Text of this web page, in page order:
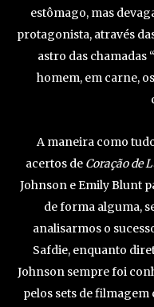
estômago, mas
protagonista, através
astro das chamadas
homem, em carne,
A maneira como
acertos de Coração de
Johnson e Emily Blunt
de forma alguma,
analisarmos o
Safdie, enquanto
Johnson sempre foi
pelos sets de filmagem